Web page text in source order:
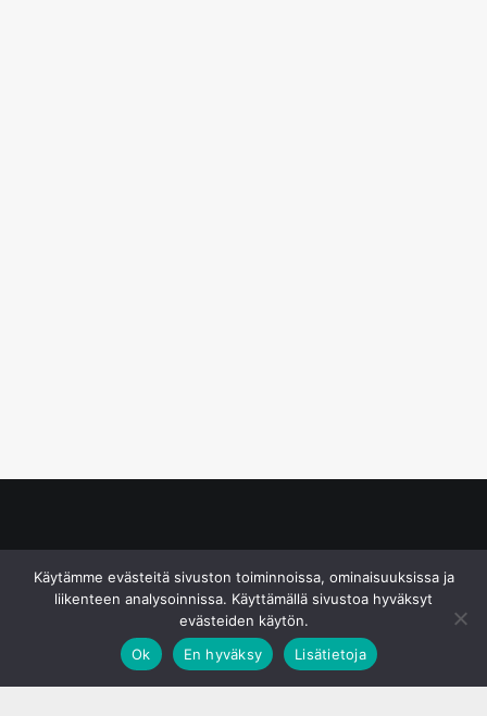
Käytämme evästeitä sivuston toiminnoissa, ominaisuuksissa ja
liikenteen analysoinnissa. Käyttämällä sivustoa hyväksyt
evästeiden käytön.
Ok
En hyväksy Lisätietoja